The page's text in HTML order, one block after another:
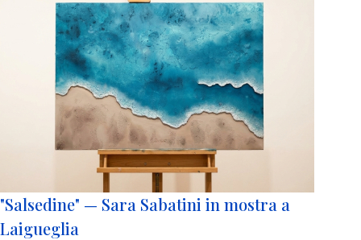
"Salsedine" — Sara Sabatini in mostra a
Laigueglia